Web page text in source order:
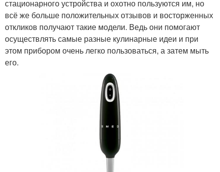
стационарного устройства и охотно пользуются им, но
всё же больше положительных отзывов и восторженных
откликов получают такие модели. Ведь они помогают
осуществлять самые разные кулинарные идеи и при
этом прибором очень легко пользоваться, а затем мыть
его.